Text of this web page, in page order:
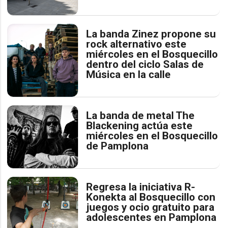
La banda Zinez propone su
rock alternativo este
miércoles en el Bosquecillo
dentro del ciclo Salas de
Música en la calle
La banda de metal The
Blackening actúa este
miércoles en el Bosquecillo
de Pamplona
Regresa la iniciativa R-
Konekta al Bosquecillo con
juegos y ocio gratuito para
adolescentes en Pamplona